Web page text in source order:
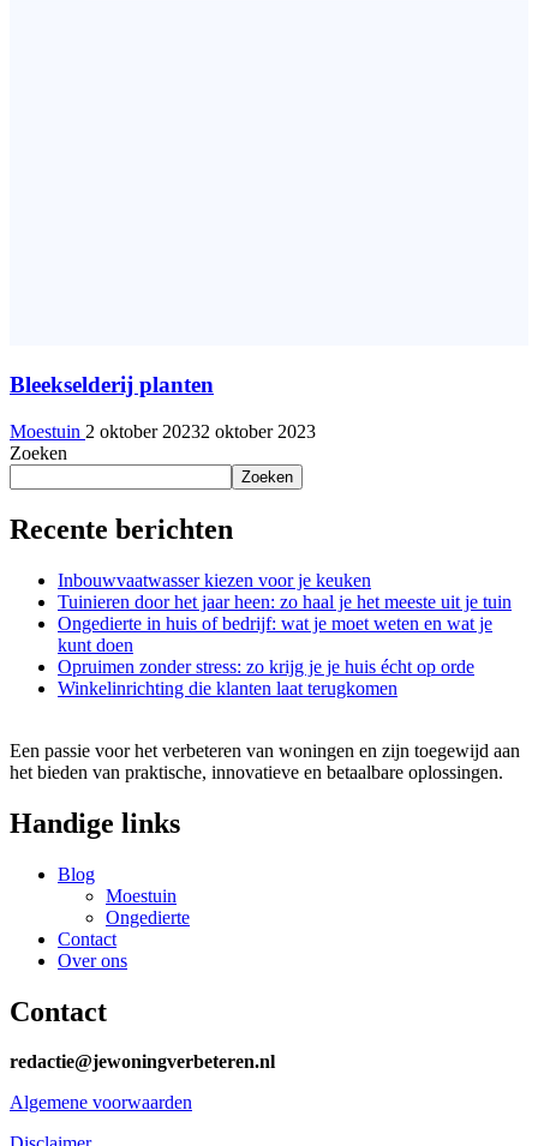
Bleekselderij planten
Moestuin 2 oktober 20232 oktober 2023
Zoeken
Zoeken
Recente berichten
Inbouwvaatwasser kiezen voor je keuken
Tuinieren door het jaar heen: zo haal je het meeste uit je tuin
Ongedierte in huis of bedrijf: wat je moet weten en wat je
kunt doen
Opruimen zonder stress: zo krijg je je huis écht op orde
Winkelinrichting die klanten laat terugkomen
Een passie voor het verbeteren van woningen en zijn toegewijd aan
het bieden van praktische, innovatieve en betaalbare oplossingen.
Handige links
Blog
Moestuin
Ongedierte
Contact
Over ons
Contact
redactie@jewoningverbeteren.nl
Algemene voorwaarden